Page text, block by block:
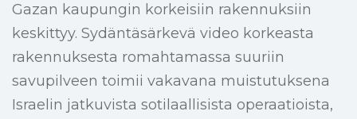
Gazan kaupungin korkeisiin rakennuksiin
keskittyy. Sydäntäsärkevä video korkeasta
rakennuksesta romahtamassa suuriin
savupilveen toimii vakavana muistutuksena
Israelin jatkuvista sotilaallisista operaatioista,